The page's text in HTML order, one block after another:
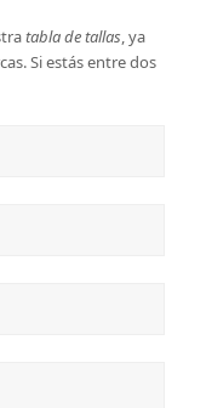
tabla de tallas, ya
Si estás entre dos